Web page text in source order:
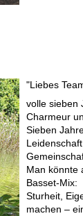
"Liebes
volle sieben
Charmeur
Sieben
Man könnte
Basset-Mix:
Sturheit,
machen –